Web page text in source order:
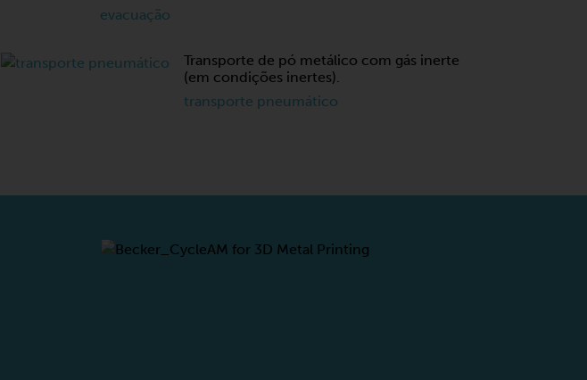
evacuação
Transporte de pó metálico com gás inerte
(em condições inertes).
transporte pneumático